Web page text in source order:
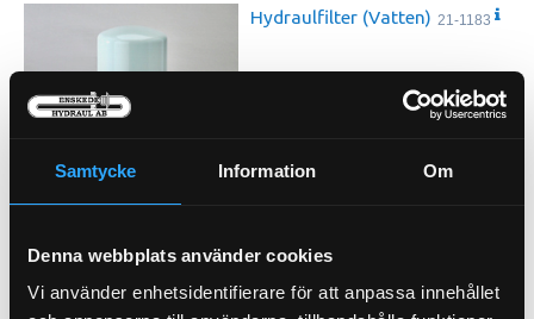
Samtycke Information Om
Denna webbplats använder cookies
Vi använder enhetsidentifierare för att anpassa innehållet
Hydraulfilter (Vatten) 21-1183
Pris exkl. 762.00
Hydraulfilter Spinon Duramax